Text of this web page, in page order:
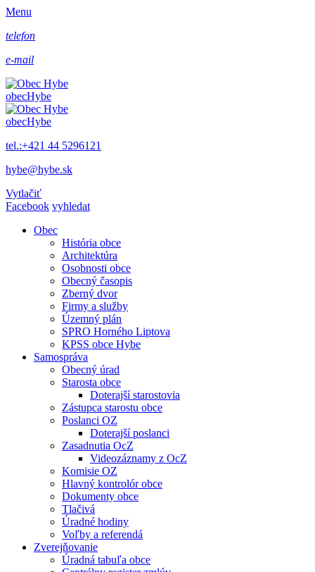
Menu
telefon
e-mail
obecHybe
obecHybe
tel.:+421 44 5296121
hybe@hybe.sk
Vytlačiť
Facebook vyhledat
Obec
História obce
Architektúra
Osobnosti obce
Obecný časopis
Zberný dvor
Firmy a služby
Územný plán
SPRO Horného Liptova
KPSS obce Hybe
Samospráva
Obecný úrad
Starosta obce
Doterajší starostovia
Zástupca starostu obce
Poslanci OZ
Doterajší poslanci
Zasadnutia OcZ
Videozáznamy z OcZ
Komisie OZ
Hlavný kontrolór obce
Dokumenty obce
Tlačivá
Úradné hodiny
Voľby a referendá
Zverejňovanie
Úradná tabuľa obce